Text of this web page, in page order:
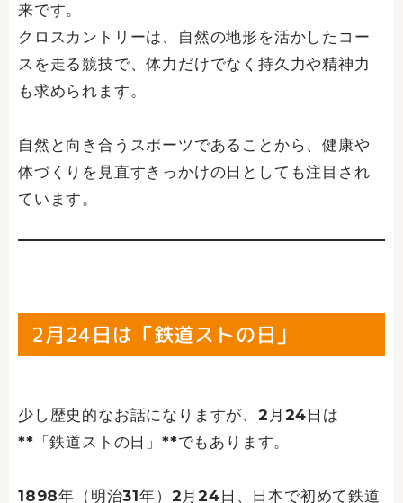
来です。
クロスカントリーは、自然の地形を活かしたコー
スを走る競技で、体力だけでなく持久力や精神力
も求められます。
自然と向き合うスポーツであることから、健康や
体づくりを見直すきっかけの日としても注目され
ています。
2月24日は「鉄道ストの日」
少し歴史的なお話になりますが、2月24日は
**「鉄道ストの日」**でもあります。
1898年（明治31年）2月24日、日本で初めて鉄道